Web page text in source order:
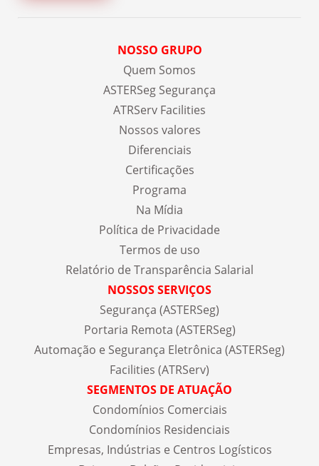
NOSSO GRUPO
Quem Somos
ASTERSeg Segurança
ATRServ Facilities
Nossos valores
Diferenciais
Certificações
Programa
Na Mídia
Política de Privacidade
Termos de uso
Relatório de Transparência Salarial
NOSSOS SERVIÇOS
Segurança (ASTERSeg)
Portaria Remota (ASTERSeg)
Automação e Segurança Eletrônica (ASTERSeg)
Facilities (ATRServ)
SEGMENTOS DE ATUAÇÃO
Condomínios Comerciais
Condomínios Residenciais
Empresas, Indústrias e Centros Logísticos